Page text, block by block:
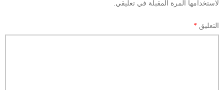
لاستخدامها المرة المقبلة في تعليقي.
التعليق *